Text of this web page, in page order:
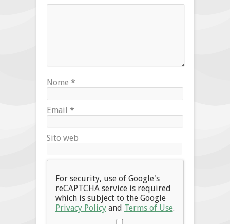
Nome *
Email *
Sito web
For security, use of Google's
reCAPTCHA service is required
which is subject to the Google
Privacy Policyand Terms of Use.